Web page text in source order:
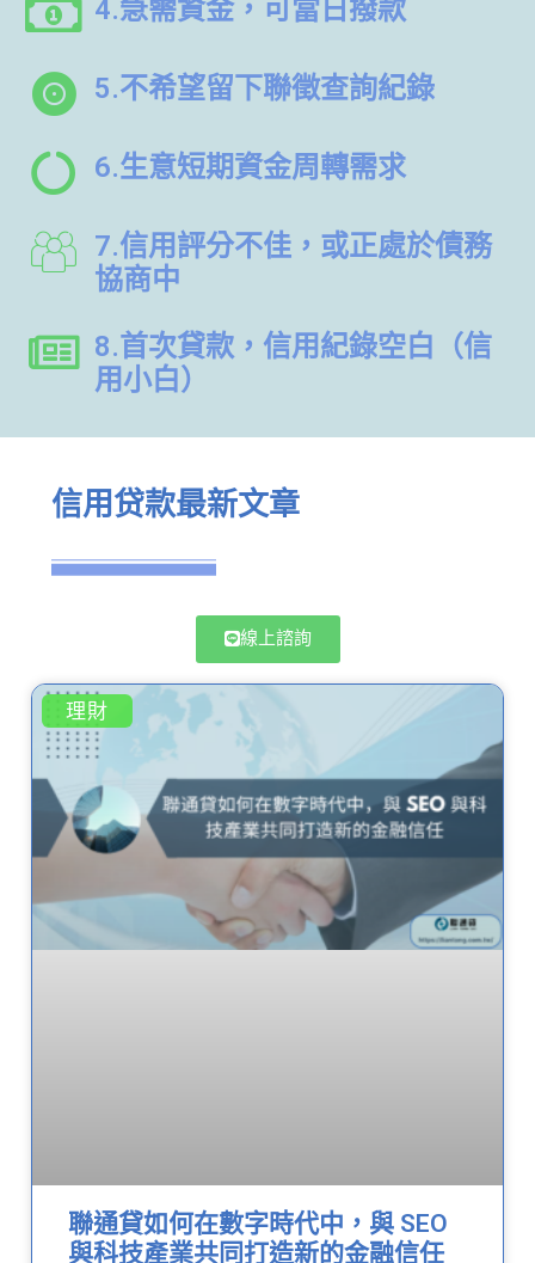
4.急需資金，可當日撥款
5.不希望留下聯徵查詢紀錄
6.生意短期資金周轉需求
7.信用評分不佳，或正處於債務
協商中
8.首次貸款，信用紀錄空白（信
用小白）
信用贷款最新文章
線上諮詢
理財
聯通貸如何在數字時代中，與 SEO
與科技產業共同打造新的金融信任